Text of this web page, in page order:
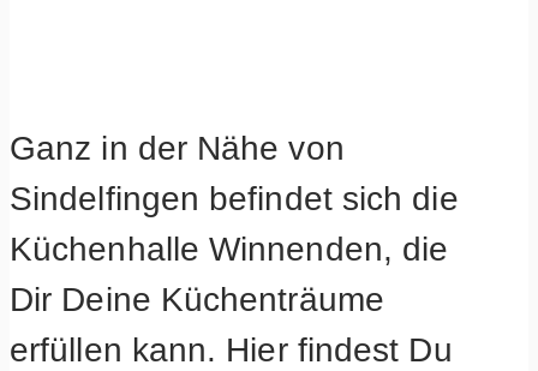
Ganz in der Nähe von
Sindelfingen befindet sich die
Küchenhalle Winnenden, die
Dir Deine Küchenträume
erfüllen kann. Hier findest Du